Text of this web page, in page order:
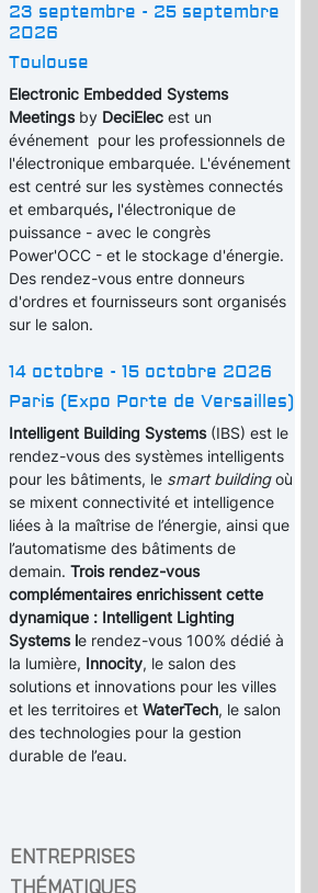
23 septembre - 25 septembre
2026
Toulouse
Electronic Embedded Systems
Meetingsby DeciElecest un
événement pour les professionnels de
l'électronique embarquée. L'événement
est centré sur les systèmes connectés
et embarqués, l'électronique de
puissance - avec le congrès
Power'OCC - et le stockage d'énergie.
Des rendez-vous entre donneurs
d'ordres et fournisseurs sont organisés
sur le salon.
14 octobre - 15 octobre 2026
Paris (Expo Porte de Versailles)
Intelligent Building Systems(IBS) est le
rendez-vous des systèmes intelligents
pour les bâtiments, le smart buildingoù
se mixent connectivité et intelligence
liées à la maîtrise de l’énergie, ainsi que
l’automatisme des bâtiments de
demain.Trois rendez-vous
complémentaires enrichissent cette
dynamique : Intelligent Lighting
Systems le rendez-vous 100% dédié à
la lumière, Innocity, le salon des
solutions et innovations pour les villes
et les territoires etWaterTech, le salon
des technologies pour la gestion
durable de l’eau.
ENTREPRISES
THÉMATIQUES